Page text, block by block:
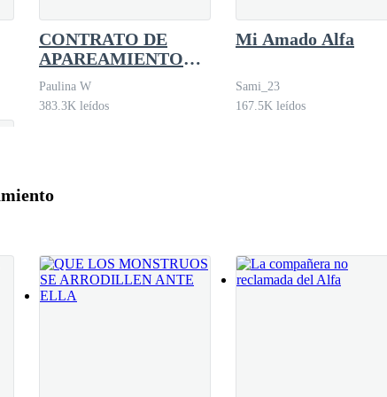
CONTRATO DE
APAREAMIENTO
CON EL ALFA
MALDITO
Paulina W
383.3K leídos
Mi Amado Alfa
Sami_23
167.5K leídos